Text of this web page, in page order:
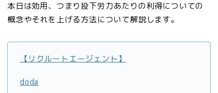
本日は効用、つまり投下労力あたりの利得についての
概念やそれを上げる方法について解説します。
【リクルートエージェント】
doda